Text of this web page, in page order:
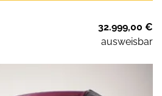
32.999,00 €
ausweisbar